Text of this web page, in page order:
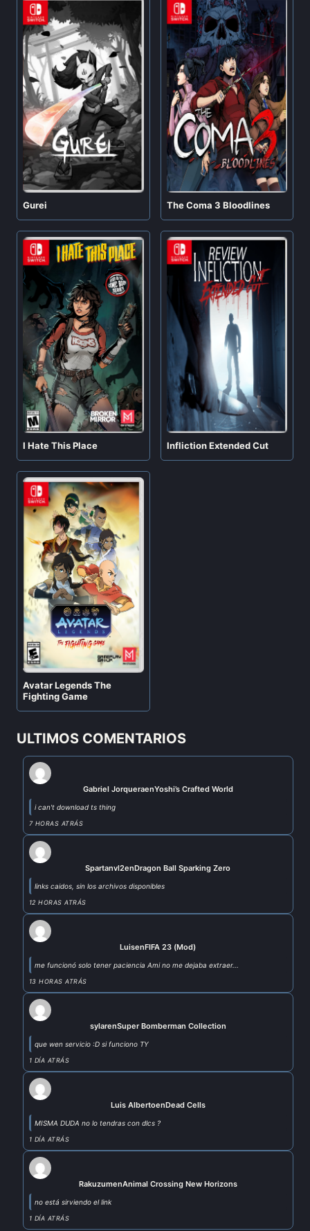
Gurei The Coma 3 Bloodlines
I Hate This Place Infliction Extended Cut
Avatar Legends The
Fighting Game
ULTIMOS COMENTARIOS
Gabriel JorqueraenYoshi’s Crafted World
i can't download ts thing
7 HORAS ATRÁS
Spartanvl2enDragon Ball Sparking Zero
links caidos, sin los archivos disponibles
12 HORAS ATRÁS
LuisenFIFA 23 (Mod)
me funcionó solo tener paciencia Ami no me dejaba extraer...
13 HORAS ATRÁS
sylarenSuper Bomberman Collection
que wen servicio :D si funciono TY
1 DÍA ATRÁS
Luis AlbertoenDead Cells
MISMA DUDA no lo tendras con dlcs ?
1 DÍA ATRÁS
RakuzumenAnimal Crossing New Horizons
no está sirviendo el link
1 DÍA ATRÁS